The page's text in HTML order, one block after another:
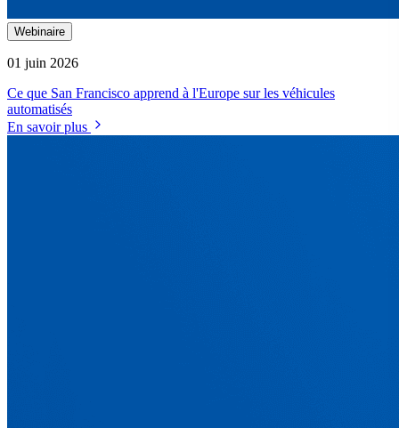
Webinaire
01 juin 2026
Ce que San Francisco apprend à l'Europe sur les véhicules
automatisés
En savoir plus